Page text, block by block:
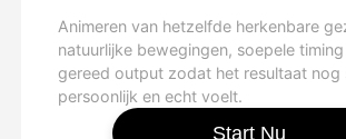
Animeren van hetzelfde herkenbare
natuurlijke bewegingen, soepele
gereed output zodat het resultaat nog
persoonlijk en echt voelt.
Start Nu